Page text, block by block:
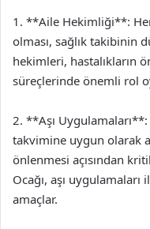
1. **Aile Hekimliği**:
olması, sağlık takibinin
hekimleri, hastalıkların
süreçlerinde önemli rol
2. **Aşı
takvimine uygun olarak
önlenmesi açısından
Ocağı, aşı uygulamaları
amaçlar.